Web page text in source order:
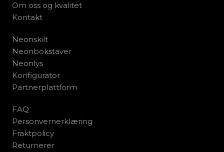
Om oss og kvalitet
Kontakt
Neonskilt
Neonbokstaver
Neonlys
Konfigurator
Partnerplattform
FAQ
Personvernerklæring
Fraktpolicy
Returnerer